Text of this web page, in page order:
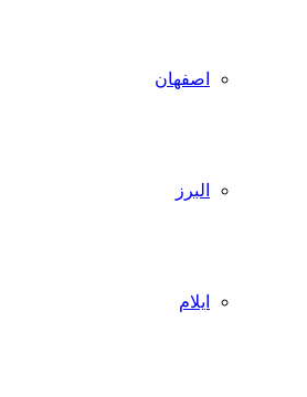
اصفهان
البرز
ایلام